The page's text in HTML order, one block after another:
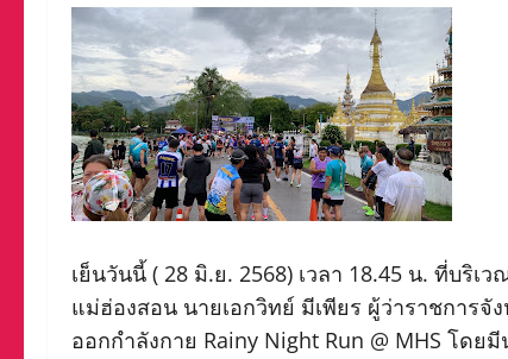
เย็นวันนี้ ( 28 มิ.ย. 2568) เวลา 18.45 น. ที่บริ
แม่ฮ่องสอน นายเอกวิทย์ มีเพียร ผู้ว่าราชการจั
ออกกำลังกาย Rainy Night Run @ MHS โด